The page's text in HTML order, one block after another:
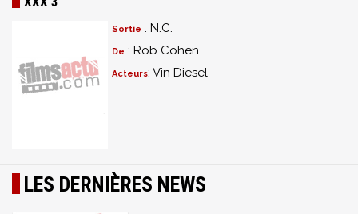
Sortie : N.C.
De : Rob Cohen
Acteurs: Vin Diesel
LES DERNIÈRES NEWS